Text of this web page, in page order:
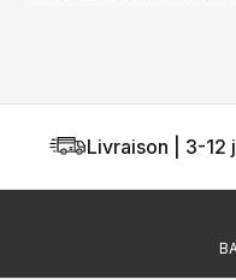
Livraison | 3-12